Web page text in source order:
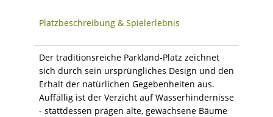
Platzbeschreibung & Spielerlebnis
Der traditionsreiche Parkland-Platz zeichnet
sich durch sein ursprüngliches Design und den
Erhalt der natürlichen Gegebenheiten aus.
Auffällig ist der Verzicht auf Wasserhindernisse
- stattdessen prägen alte, gewachsene Bäume